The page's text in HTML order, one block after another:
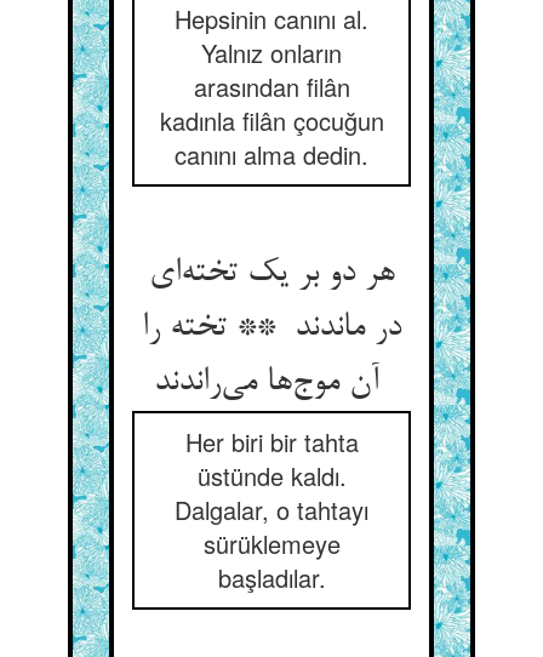
Hepsinin canını al.
Yalnız onların
arasından filân
kadınla filân çocuğun
canını alma dedin.
هر دو بر یک تخته‌ای
در ماندند ** تخته را
Her biri bir tahta
üstünde kaldı.
Dalgalar, o tahtayı
sürüklemeye
başladılar.